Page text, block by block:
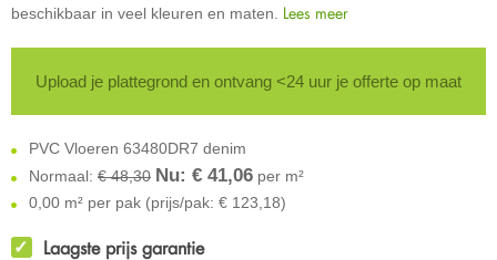
beschikbaar in veel kleuren en maten. Lees meer
Upload je plattegrond en ontvang <24 uur je offerte op maat
PVC Vloeren 63480DR7 denim
Normaal: € 48,30 Nu: € 41,06 per m²
0,00 m² per pak (prijs/pak: € 123,18)
Laagste prijs garantie